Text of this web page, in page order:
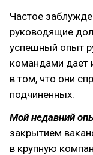
Частое
руководящие
успешный опыт
командами дает
в том, что они
подчиненных.
Мой недавний
закрытием
в крупную